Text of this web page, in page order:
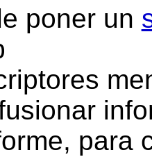
poner un
para